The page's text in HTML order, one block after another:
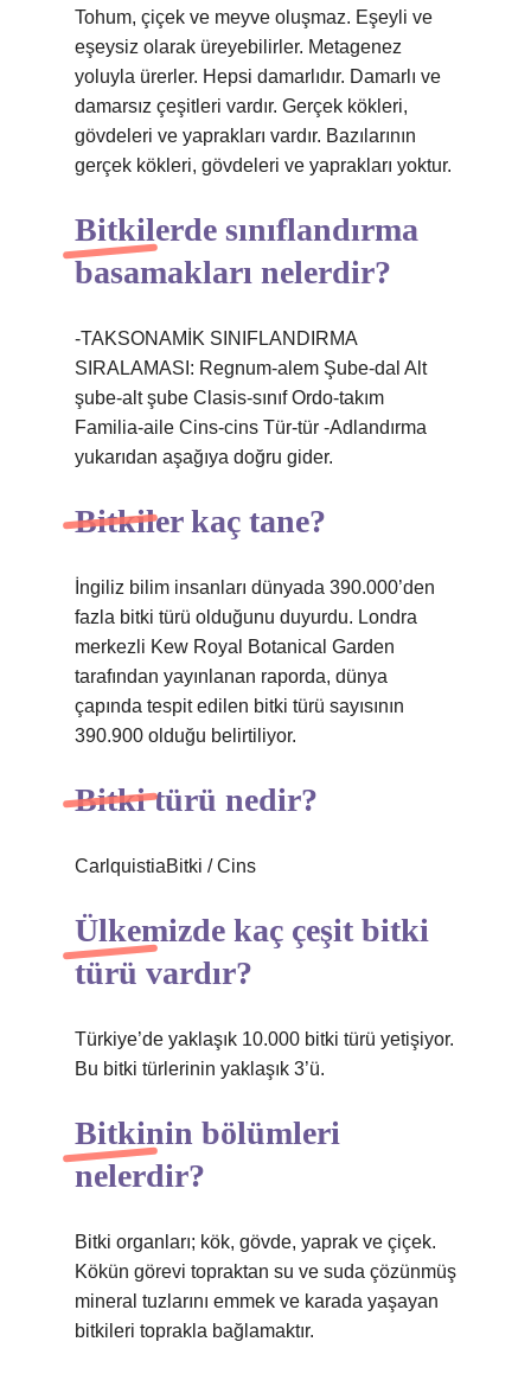
Tohum, çiçek ve meyve oluşmaz. Eşeyli ve
eşeysiz olarak üreyebilirler. Metagenez
yoluyla ürerler. Hepsi damarlıdır. Damarlı ve
damarsız çeşitleri vardır. Gerçek kökleri,
gövdeleri ve yaprakları vardır. Bazılarının
gerçek kökleri, gövdeleri ve yaprakları yoktur.
Bitkilerde sınıflandırma
basamakları nelerdir?
-TAKSONAMİK SINIFLANDIRMA
SIRALAMASI: Regnum-alem Şube-dal Alt
şube-alt şube Clasis-sınıf Ordo-takım
Familia-aile Cins-cins Tür-tür -Adlandırma
yukarıdan aşağıya doğru gider.
Bitkiler kaç tane?
İngiliz bilim insanları dünyada 390.000’den
fazla bitki türü olduğunu duyurdu. Londra
merkezli Kew Royal Botanical Garden
tarafından yayınlanan raporda, dünya
çapında tespit edilen bitki türü sayısının
390.900 olduğu belirtiliyor.
Bitki türü nedir?
CarlquistiaBitki / Cins
Ülkemizde kaç çeşit bitki
türü vardır?
Türkiye’de yaklaşık 10.000 bitki türü yetişiyor.
Bu bitki türlerinin yaklaşık 3’ü.
Bitkinin bölümleri
nelerdir?
Bitki organları; kök, gövde, yaprak ve çiçek.
Kökün görevi topraktan su ve suda çözünmüş
mineral tuzlarını emmek ve karada yaşayan
bitkileri toprakla bağlamaktır.